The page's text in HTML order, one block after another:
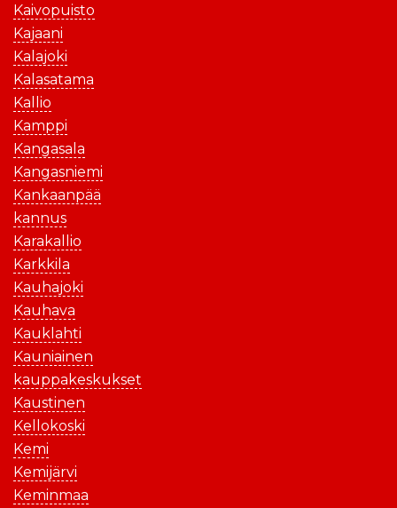
Kaivopuisto
Kajaani
Kalajoki
Kalasatama
Kallio
Kamppi
Kangasala
Kangasniemi
Kankaanpää
kannus
Karakallio
Karkkila
Kauhajoki
Kauhava
Kauklahti
Kauniainen
kauppakeskukset
Kaustinen
Kellokoski
Kemi
Kemijärvi
Keminmaa